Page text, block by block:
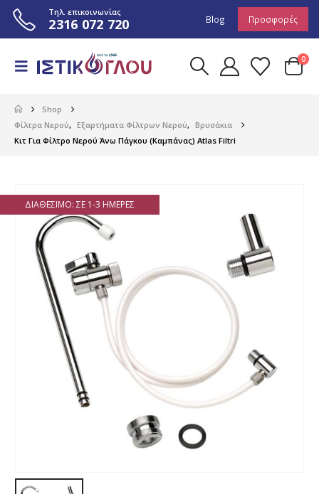
Τηλ. επικοινωνίας
2316 072 720 Blog Προσφορές
0
Shop
Φίλτρα Νερού, Εξαρτήματα Φίλτρων Νερού, Βρυσάκια
Κιτ Για Φίλτρο Νερού Άνω Πάγκου (Καμπάνας) Atlas Filtri
ΔΙΑΘΈΣΙΜΟ: ΣΕ 1-3 ΗΜΈΡΕΣ